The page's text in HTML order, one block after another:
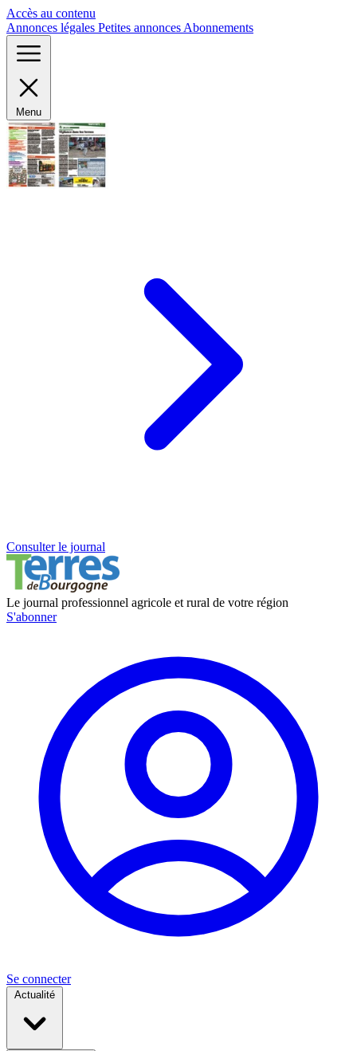
Accès au contenu
Annonces légales Petites annonces Abonnements
Menu
Consulter le journal
Le journal professionnel agricole et rural de votre région
S'abonner
Se connecter
Actualité
Panneau de gestion des cookies